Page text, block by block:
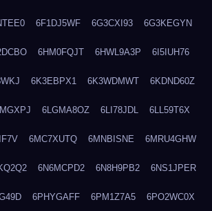
6F1DJ5WF 6G3CXI93 6G3KEGYN
6HM0FQJT 6HWL9A3P 6I5IUH76
6K3EBPX1 6K3WDMWT 6KDND60Z
6LGMA8OZ 6LI78JDL 6LL59T6X
6MC7XUTQ 6MNBISNE 6MRU4GHW
6N6MCPD2 6N8H9PB2 6NS1JPER
6PHYGAFF 6PM1Z7A5 6PO2WC0X